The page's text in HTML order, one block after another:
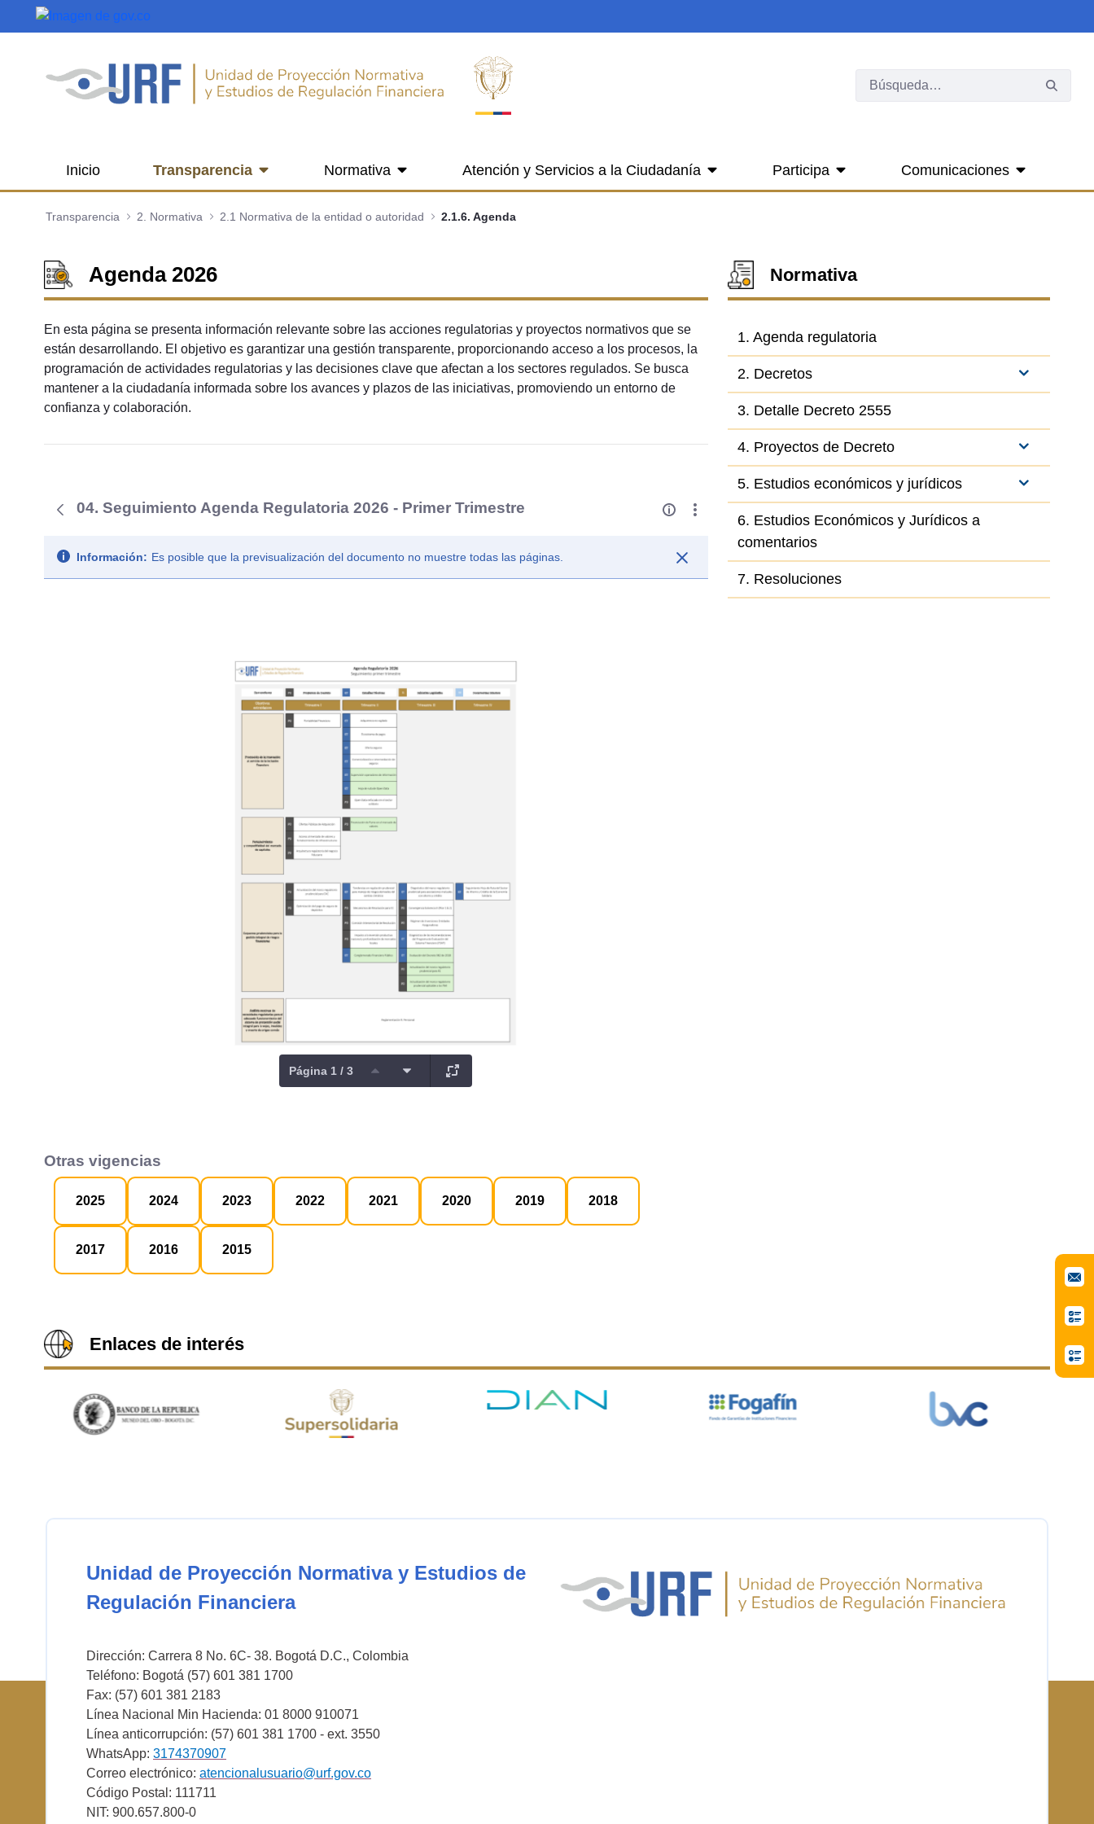
Saltar al contenido principal
Inicio Transparencia Normativa Atención y Servicios a la Ciudadanía Participa Comunicaciones
Transparencia 2. Normativa 2.1 Normativa de la entidad o autoridad 2.1.6. Agenda
Agenda 2026
En esta página se presenta información relevante sobre las acciones regulatorias y proyectos normativos que se
están desarrollando. El objetivo es garantizar una gestión transparente, proporcionando acceso a los procesos, la
programación de actividades regulatorias y las decisiones clave que afectan a los sectores regulados. Se busca
mantener a la ciudadanía informada sobre los avances y plazos de las iniciativas, promoviendo un entorno de
confianza y colaboración.
04. Seguimiento Agenda Regulatoria 2026 - Primer Trimestre
Información: Es posible que la previsualización del documento no muestre todas las páginas.
Página 1 / 3
Otras vigencias
2025 2024 2023 2022 2021 2020 2019 2018
2017 2016 2015
Normativa
1. Agenda regulatoria
2. Decretos
3. Detalle Decreto 2555
4. Proyectos de Decreto
5. Estudios económicos y jurídicos
6. Estudios Económicos y Jurídicos a
comentarios
7. Resoluciones
Enlaces de interés
Unidad de Proyección Normativa y Estudios de
Regulación Financiera
Dirección: Carrera 8 No. 6C- 38. Bogotá D.C., Colombia
Teléfono: Bogotá (57) 601 381 1700
Fax: (57) 601 381 2183
Línea Nacional Min Hacienda: 01 8000 910071
Línea anticorrupción: (57) 601 381 1700 - ext. 3550
WhatsApp: 3174370907
Correo electrónico: atencionalusuario@urf.gov.co
Código Postal: 111711
NIT: 900.657.800-0